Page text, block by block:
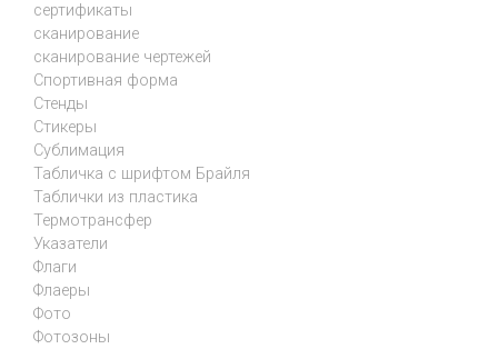
сертификаты
сканирование
сканирование чертежей
Спортивная форма
Стенды
Стикеры
Сублимация
Табличка с шрифтом Брайля
Таблички из пластика
Термотрансфер
Указатели
Флаги
Флаеры
Фото
Фотозоны